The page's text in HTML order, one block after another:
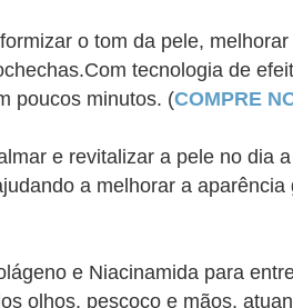
o tom da pele,
tecnologia de
poucos minutos. (COMPRE
e revitalizar a pele no dia
a melhorar a aparência
e Niacinamida para
olhos, pescoço e mãos,